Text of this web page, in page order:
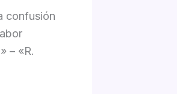
confusión
– «R.